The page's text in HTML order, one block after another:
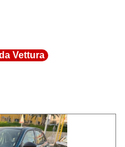
di una comunicazione
società.
Vettura